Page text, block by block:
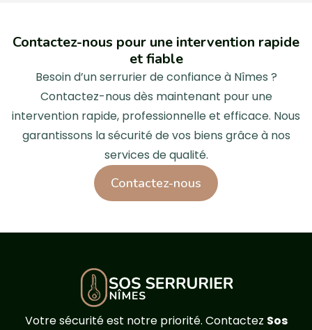
Contactez-nous pour une intervention rapide
et fiable
Besoin d’un serrurier de confiance à Nîmes ?
Contactez-nous dès maintenant pour une
intervention rapide, professionnelle et efficace. Nous
garantissons la sécurité de vos biens grâce à nos
services de qualité.
Contactez-nous
Votre sécurité est notre priorité. Contactez Sos